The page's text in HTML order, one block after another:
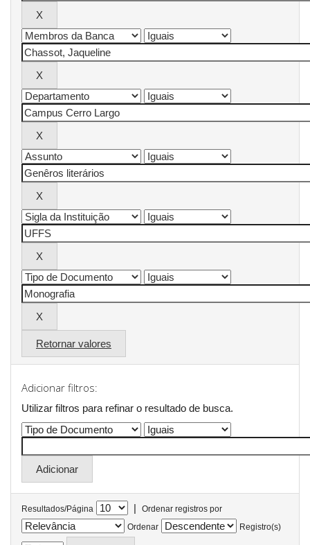
Retornar valores
Adicionar filtros:
Utilizar filtros para refinar o resultado de busca.
Resultados/Página |
Ordenar registros por
Ordenar
Registro(s)